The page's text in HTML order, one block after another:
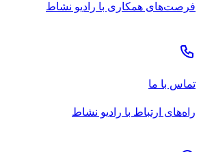
فرصت‌های همکاری با رادیو نشاط
تماس با ما
راه‌های ارتباط با رادیو نشاط